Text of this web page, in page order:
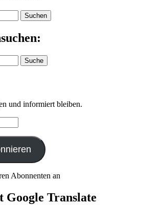
Suche
und informiert bleiben.
Abonnenten an
Google Translate